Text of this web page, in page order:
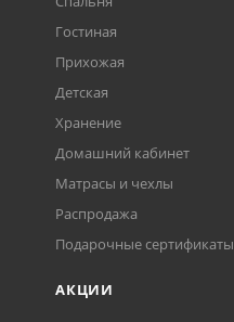
Гостиная
Прихожая
Детская
Хранение
Домашний кабинет
Матрасы и чехлы
Распродажа
Подарочные сертификаты
АКЦИИ